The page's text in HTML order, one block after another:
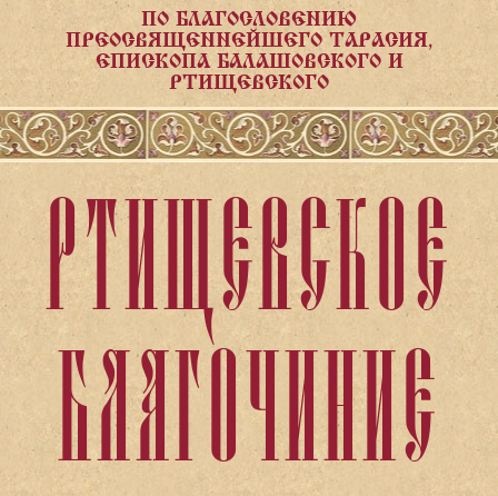
ПО БЛАГОСЛОВЕНИЮ
ПРЕОСВЯЩЕННЕЙШЕГО ТАРАСИЯ,
ЕПИСКОПА БАЛАШОВСКОГО И
РТИЩЕВСКОГО
РТИЩЕВСКОЕ
БЛАГОЧИНИЕ